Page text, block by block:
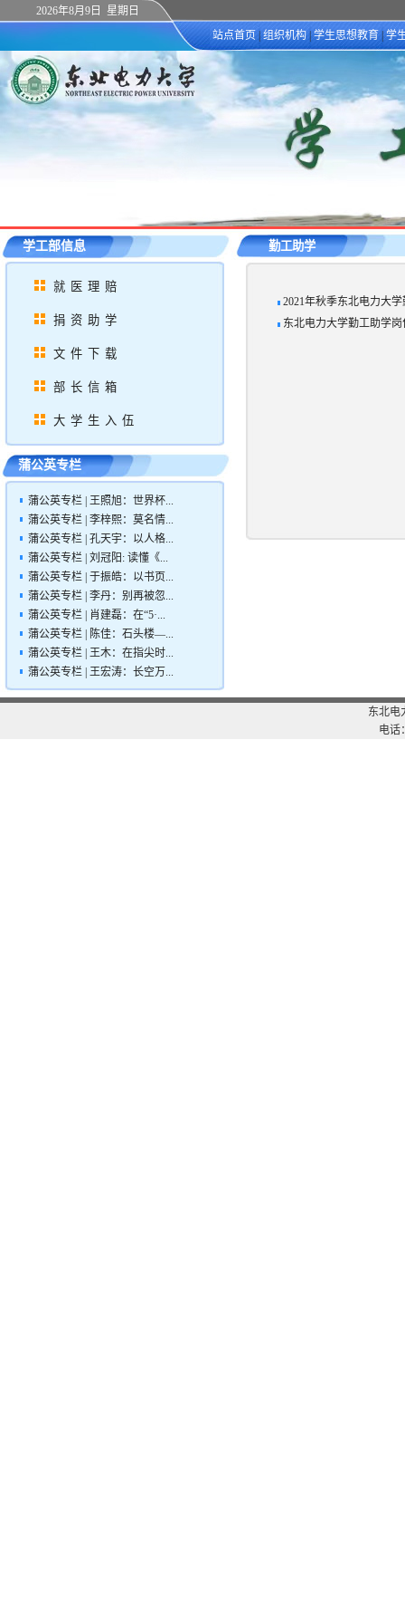
2026年8月9日 星期日
站点首页
组织机构 学生思想教育 学
学工部信息
就医理赔
捐资助学
文件下载
部长信箱
大学生入伍
蒲公英专栏
蒲公英专栏 | 王照旭：世界杯...
蒲公英专栏 | 李梓熙：莫名情...
蒲公英专栏 | 孔天宇：以人格...
蒲公英专栏 | 刘冠阳: 读懂《...
蒲公英专栏 | 于振皓：以书页...
蒲公英专栏 | 李丹：别再被忽...
蒲公英专栏 | 肖建磊：在“5·...
蒲公英专栏 | 陈佳：石头楼—...
蒲公英专栏 | 王木：在指尖时...
蒲公英专栏 | 王宏涛：长空万...
勤工助学
2021年秋季东北电力大
东北电力大学勤工助学
东北电
电话